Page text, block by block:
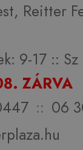
Reitter
9-17 :: Sz
ZÁRVA
:: 06